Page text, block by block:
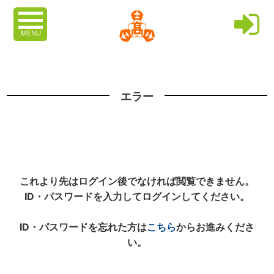
MENU
エラー
これより先はログイン後でなければ閲覧できません。
ID・パスワードを入力してログインしてください。
ID・パスワードを忘れた方はこちらからお進みくださ
い。